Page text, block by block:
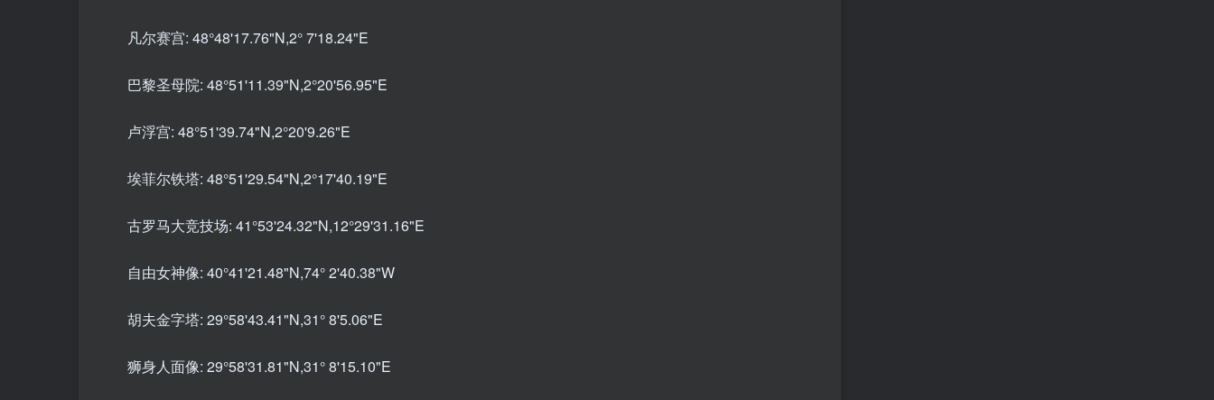
凡尔赛宫: 48°48'17.76"N,2° 7'18.24"E
巴黎圣母院: 48°51'11.39"N,2°20'56.95"E
卢浮宫: 48°51'39.74"N,2°20'9.26"E
埃菲尔铁塔: 48°51'29.54"N,2°17'40.19"E
古罗马大竞技场: 41°53'24.32"N,12°29'31.16"E
自由女神像: 40°41'21.48"N,74° 2'40.38"W
胡夫金字塔: 29°58'43.41"N,31° 8'5.06"E
狮身人面像: 29°58'31.81"N,31° 8'15.10"E